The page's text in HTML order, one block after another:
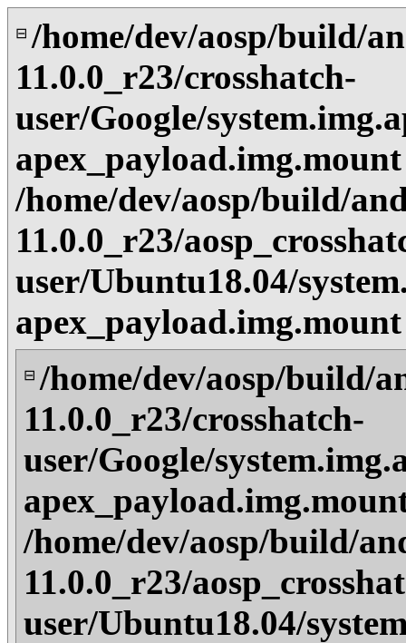
⊟ /home/dev/aosp/build/
11.0.0_r23/crosshatch-
user/Google/
apex_payload.img.mount
/home/dev/aosp/build/
11.0.0_r23/
user/Ubuntu18.04/
apex_payload.img.mount
⊟ /home/dev/aosp/build/
11.0.0_r23/crosshatch-
user/Google/
/home/dev/aosp/build/
11.0.0_r23/
user/Ubuntu18.04/